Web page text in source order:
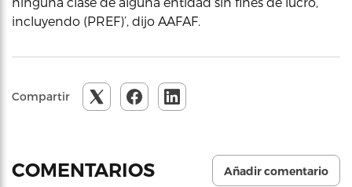
incluyendo (PREF)’, dijo AAFAF.
Compartir
COMENTARIOS Añadir comentario